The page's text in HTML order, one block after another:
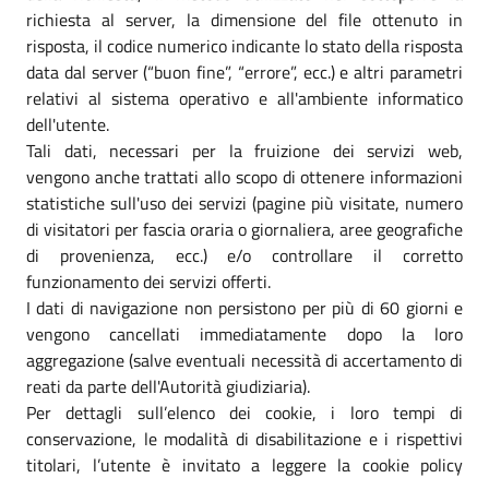
richiesta al server, la dimensione del file ottenuto in
risposta, il codice numerico indicante lo stato della risposta
data dal server (“buon fine”, “errore”, ecc.) e altri parametri
relativi al sistema operativo e all'ambiente informatico
dell'utente.
Tali dati, necessari per la fruizione dei servizi web,
vengono anche trattati allo scopo di ottenere informazioni
statistiche sull'uso dei servizi (pagine più visitate, numero
di visitatori per fascia oraria o giornaliera, aree geografiche
di provenienza, ecc.) e/o controllare il corretto
funzionamento dei servizi offerti.
I dati di navigazione non persistono per più di 60 giorni e
vengono cancellati immediatamente dopo la loro
aggregazione (salve eventuali necessità di accertamento di
reati da parte dell'Autorità giudiziaria).
Per dettagli sull’elenco dei cookie, i loro tempi di
conservazione, le modalità di disabilitazione e i rispettivi
titolari, l’utente è invitato a leggere la cookie policy